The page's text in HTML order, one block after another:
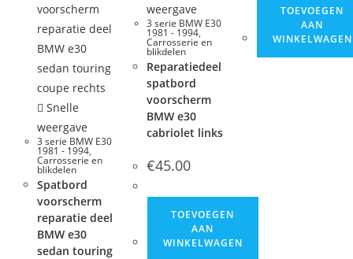
Snelle
weergave
3 serie BMW E30
1981 - 1994,
Carrosserie en
blikdelen
Spatbord
voorscherm
reparatie deel
BMW e30
sedan touring
weergave
3 serie BMW E30
1981 - 1994,
Carrosserie en
blikdelen
Reparatiedeel
spatbord
voorscherm
BMW e30
cabriolet links
€45.00
TOEVOEGEN
AAN
WINKELWAGEN
TOEVOEGEN
AAN
WINKELWAGEN